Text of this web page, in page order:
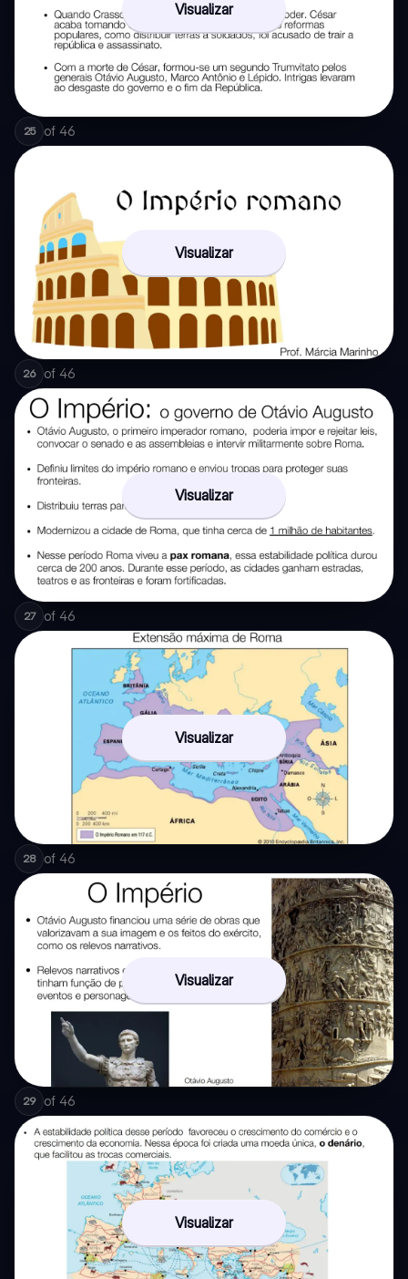
Visualizar
25 of 46
Visualizar
26 of 46
Visualizar
27 of 46
Visualizar
28 of 46
Visualizar
29 of 46
Visualizar